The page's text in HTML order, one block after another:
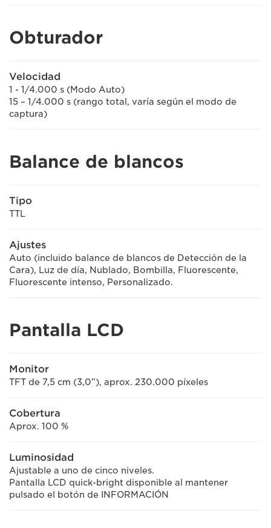
Obturador
Velocidad
1 - 1/4.000 s (Modo Auto)
15 – 1/4.000 s (rango total, varía según el modo de
captura)
Balance de blancos
Tipo
TTL
Ajustes
Auto (incluido balance de blancos de Detección de la
Cara), Luz de día, Nublado, Bombilla, Fluorescente,
Fluorescente intenso, Personalizado.
Pantalla LCD
Monitor
TFT de 7,5 cm (3,0”), aprox. 230.000 píxeles
Cobertura
Aprox. 100 %
Luminosidad
Ajustable a uno de cinco niveles.
Pantalla LCD quick-bright disponible al mantener
pulsado el botón de INFORMACIÓN